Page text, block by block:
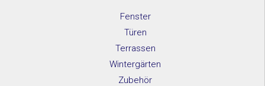
Fenster
Türen
Terrassen
Wintergärten
Zubehör